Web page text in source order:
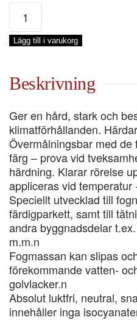
GOLVFOG
553
SVART,
KRT
ML
mängd
Lägg till i varukorg
Beskrivning
Ger en hård, stark och
klimatförhållanden.
Övermålningsbar med
färg – prova vid
härdning. Klarar rörelse
appliceras vid temperatur
Speciellt utvecklad till
färdigparkett, samt till
andra byggnadsdelar
m.m.n
Fogmassan kan slipas
förekommande vatten-
golvlacker.n
Absolut luktfri, neutral,
innehåller inga